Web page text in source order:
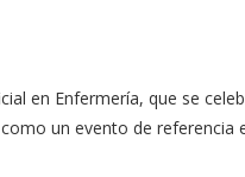
en Enfermería, que se
un evento de